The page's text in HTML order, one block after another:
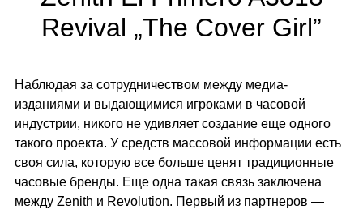
Revival „The Cover Girl”
Наблюдая за сотрудничеством между медиа-
изданиями и выдающимися игроками в часовой
индустрии, никого не удивляет создание еще одного
такого проекта. У средств массовой информации есть
своя сила, которую все больше ценят традиционные
часовые бренды. Еще одна такая связь заключена
между Zenith и Revolution. Первый из партнеров —